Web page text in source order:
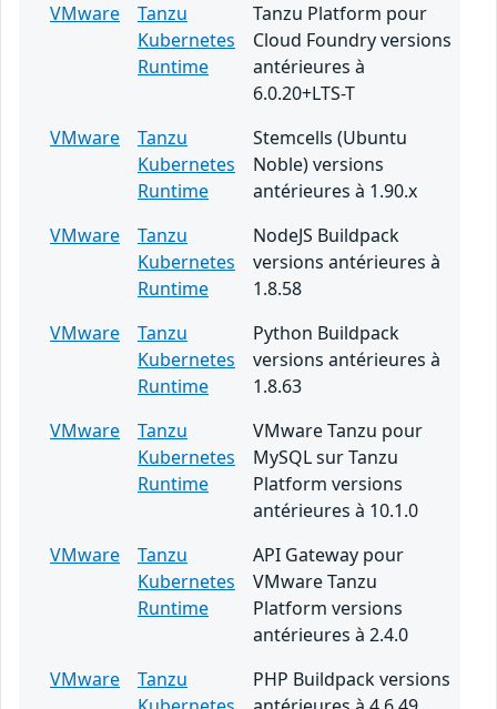
VMware
Tanzu
Kubernetes
Runtime
Tanzu Platform pour
Cloud Foundry versions
antérieures à
6.0.20+LTS-T
VMware
Tanzu
Kubernetes
Runtime
Stemcells (Ubuntu
Noble) versions
antérieures à 1.90.x
VMware
Tanzu
Kubernetes
Runtime
NodeJS Buildpack
versions antérieures à
1.8.58
VMware
Tanzu
Kubernetes
Runtime
Python Buildpack
versions antérieures à
1.8.63
VMware
Tanzu
Kubernetes
Runtime
VMware Tanzu pour
MySQL sur Tanzu
Platform versions
antérieures à 10.1.0
VMware
Tanzu
Kubernetes
Runtime
API Gateway pour
VMware Tanzu
Platform versions
antérieures à 2.4.0
VMware
Tanzu
PHP Buildpack versions